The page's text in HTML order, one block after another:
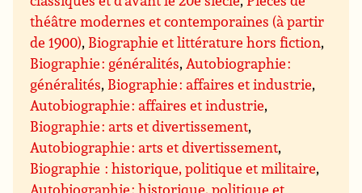
théâtre modernes et contemporaines (à partir
de 1900), Biographie et littérature hors fiction,
Biographie : généralités,Autobiographie :
généralités, Biographie : affaires et industrie,
Autobiographie : affaires et industrie,
Biographie : arts et divertissement,
Autobiographie : arts et divertissement,
Biographie : historique, politique et militaire,
Autobiographie : historique, politique et